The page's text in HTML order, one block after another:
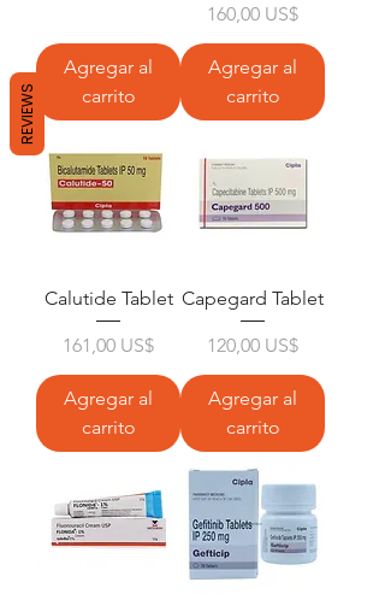
Agregar al
carrito
Precio
160,00 US$
Agregar al
carrito
Calutide Tablet
Precio
161,00 US$
Agregar al
carrito
Capegard Tablet
Precio
120,00 US$
Agregar al
carrito
REVIEWS